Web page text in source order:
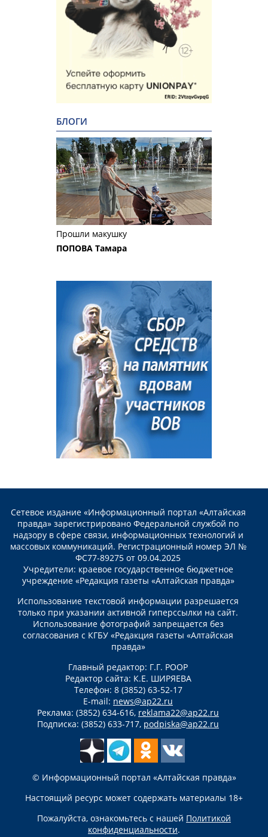
БЛОГИ
Прошли макушку
ПОПОВА Тамара
Сетевое издание «Информационный портал «Алтайская
правда» зарегистрировано Федеральной службой по
надзору в сфере связи, информационных технологий и
массовых коммуникаций. Регистрационный номер ЭЛ №
ФС77-89275 от 09.04.2025
Учредители: краевое государственное бюджетное
учреждение «Редакция газеты «Алтайская правда»
Использование текстовой информации разрешается
только при указании активной гиперссылки на сайт.
Использование фотографий запрещается без
согласования с КГБУ «Редакция газеты «Алтайская
правда»
Главный редактор: Г.Г. РООР
Редактор сайта: К.Е. ШИРЯЕВА
Телефон: 8 (3852) 63-52-17
E-mail: news@ap22.ru
Реклама: (3852) 634-616, reklama22@ap22.ru
Подписка: (3852) 633-717, podpiska@ap22.ru
© Информационный портал «Алтайская правда»
Настоящий ресурс может содержать материалы 18+
Пожалуйста, ознакомьтесь с нашей Политикой
конфиденциальности.